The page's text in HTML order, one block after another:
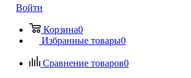
Войти
Корзина0
Избранные товары0
Сравнение товаров0